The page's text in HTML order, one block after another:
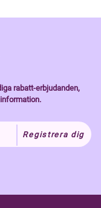
rabatt-erbjudanden,
Registrera dig